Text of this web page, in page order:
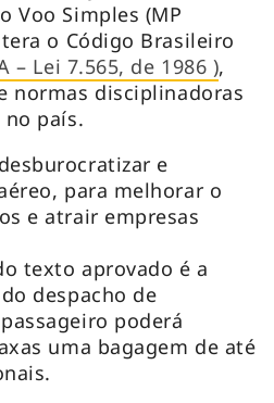
Voo Simples (MP
o Código Brasileiro
– Lei 7.565, de 1986 ),
normas disciplinadoras
país.
e
para melhorar o
e atrair empresas
texto aprovado é a
despacho de
poderá
uma bagagem de até